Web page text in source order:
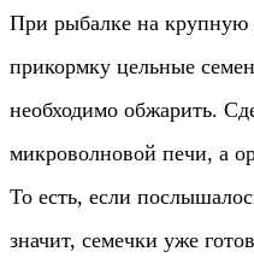
При рыбалке на крупную
прикормку цельные
необходимо обжарить.
микроволновой печи, а
То есть, если
значит, семечки уже